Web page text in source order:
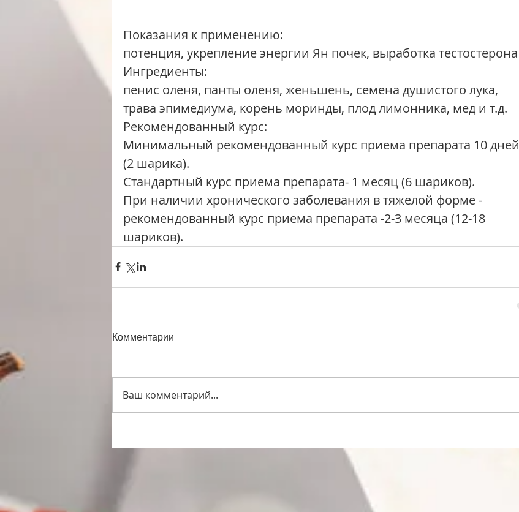
Показания к применению:
потенция, укрепление энергии Ян почек, выработка тестостерона
Ингредиенты:
пенис оленя, панты оленя, женьшень, семена душистого лука,
трава эпимедиума, корень моринды, плод лимонника, мед и т.д.
Рекомендованный курс:
Минимальный рекомендованный курс приема препарата 10 дней
(2 шарика).
Стандартный курс приема препарата- 1 месяц (6 шариков).
При наличии хронического заболевания в тяжелой форме -
рекомендованный курс приема препарата -2-3 месяца (12-18
шариков).
Комментарии
Ваш комментарий...